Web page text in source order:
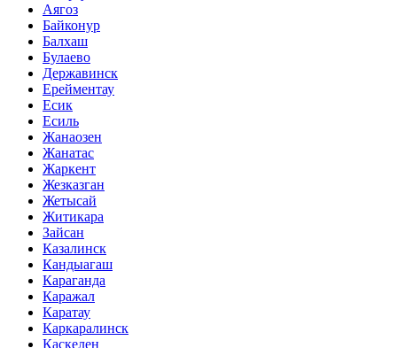
Аягоз
Байконур
Балхаш
Булаево
Державинск
Ерейментау
Есик
Есиль
Жанаозен
Жанатас
Жаркент
Жезказган
Жетысай
Житикара
Зайсан
Казалинск
Кандыагаш
Караганда
Каражал
Каратау
Каркаралинск
Каскелен